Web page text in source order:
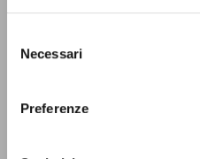
delNecessari
Preferenze